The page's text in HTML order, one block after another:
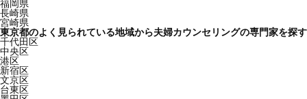
福岡県
長崎県
宮崎県
東京都のよく見られている地域から夫婦カウンセリングの専門家を探す
千代田区
中央区
港区
新宿区
文京区
台東区